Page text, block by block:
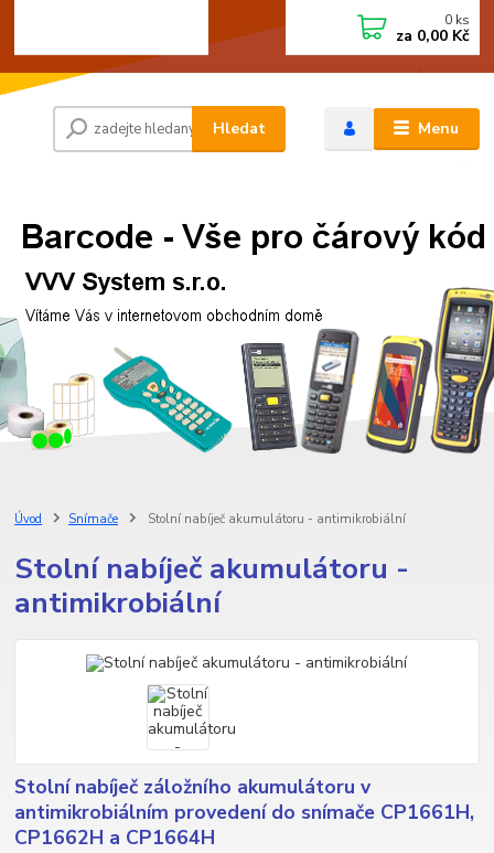
Menu
Hledat
0 ks
za 0,00 Kč
Úvod Snímače Stolní nabíječ akumulátoru - antimikrobiální
Stolní nabíječ akumulátoru -
antimikrobiální
Stolní nabíječ záložního akumulátoru v
antimikrobiálním provedení do snímače CP1661H,
CP1662H a CP1664H